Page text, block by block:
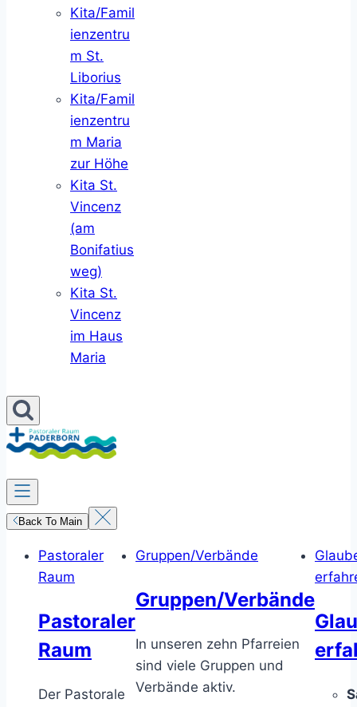
Kita/Famil
ienzentru
m St.
Liborius
Kita/Famil
ienzentru
m Maria
zur Höhe
Kita St.
Vincenz
(am
Bonifatius
weg)
Kita St.
Vincenz
im Haus
Maria
Back To Main
Pastoraler
Raum
Pastoraler
Raum
Der Pastorale
Gruppen/Verbände
Gruppen/Verbände
In unseren zehn Pfarreien
sind viele Gruppen und
Verbände aktiv.